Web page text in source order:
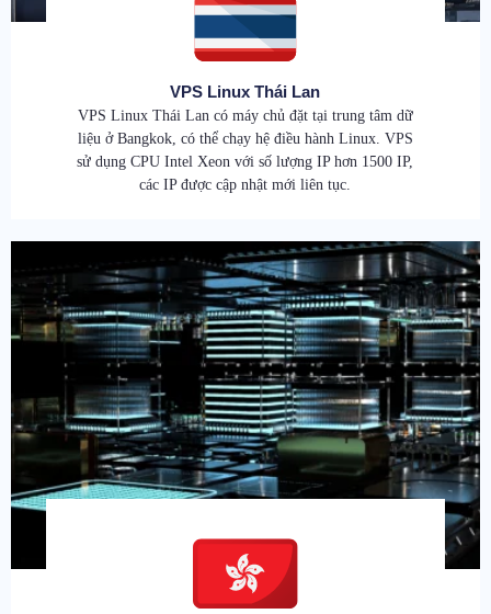
VPS Linux Thái Lan
VPS Linux Thái Lan có máy chủ đặt tại trung tâm dữ
liệu ở Bangkok, có thể chạy hệ điều hành Linux. VPS
sử dụng CPU Intel Xeon với số lượng IP hơn 1500 IP,
các IP được cập nhật mới liên tục.